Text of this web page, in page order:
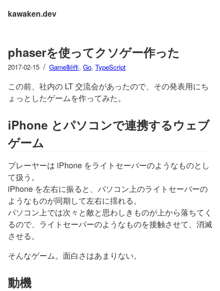
kawaken.dev
phaserを使ってクソゲー作った
2017-02-15 / Game制作, Go, TypeScript
この前、社内の LT 交流会があったので、その発表用にち
ょっとしたゲームを作ってみた。
iPhone とパソコンで連携するウェブ
ゲーム
プレーヤーは iPhone をライトセーバーのようなものとし
て扱う。
iPhone を左右に振ると、パソコン上のライトセーバーの
ようなものが同期して左右に揺れる。
パソコン上では次々と敵と思わしきものが上から落ちてく
るので、ライトセーバーのようなものを接触させて、消滅
させる。
そんなゲーム。面白さはあまりない。
動機